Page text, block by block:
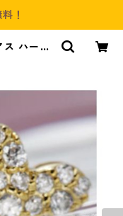
！
ハート